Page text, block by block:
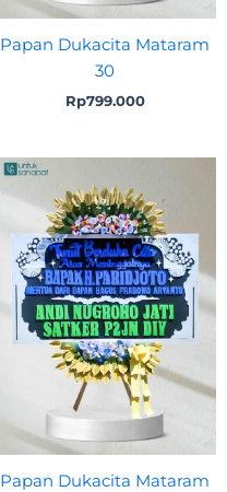
Papan Dukacita Mataram
30
Rp799.000
Papan Dukacita Mataram